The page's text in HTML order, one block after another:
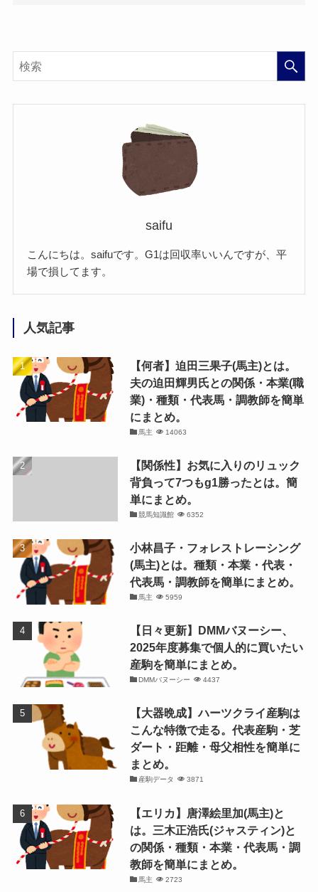
saifu
こんにちは。saifuです。G1は回収率いいんですが、平
場で損してます。
人気記事
【何者】迫田三果子(馬主)とは。
夫の迫田輝男氏との関係・本業(職
業)・種類・代表馬・調教師を簡単
にまとめ。
馬主 14063
【関係性】お気に入りのリュック
背負って7つもg1勝ったとは。簡
単にまとめ。
競馬知識館 6352
小林昌子・フォレストレーシング
(馬主)とは。種類・本業・代表・
代表馬・調教師を簡単にまとめ。
馬主 5959
【日々更新】DMMバヌーシー、
2025年度募集で個人的に買いたい
産駒を簡単にまとめ。
DMMバヌーシー 4437
【大器晩成】ハーツクライ産駒は
こんな特徴で走る。代表産駒・芝
ダート・距離・母父相性を簡単に
まとめ。
産駒データ 3871
【エリカ】唐澤絵里加(馬主)と
は。三木正浩氏(ジャスティン)と
の関係・種類・本業・代表馬・調
教師を簡単にまとめ。
馬主 2723